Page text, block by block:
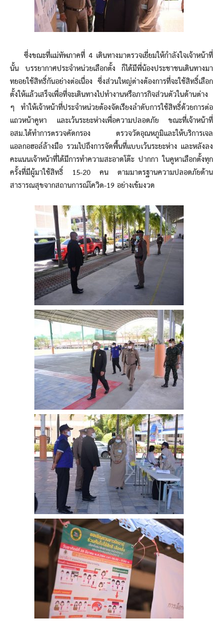
ซึ่งขณะที่แม่ทัพภาคที่ 4 เดินทางมาตรวจเยี่ยมให้กำลังใจเจ้าหน้าที่
นั้น บรรยากาศประจำหน่วยเลือกตั้ง ก็ได้มีพี่น้องประชาชนเดินทางมา
ทยอยใช้สิทธิ์กันอย่างต่อเนื่อง ซึ่งส่วนใหญ่ต่างต้องการที่จะใช้สิทธิ์เลือก
ตั้งให้แล้วเสร็จเพื่อที่จะเดินทางไปทำงานหรือภารกิจส่วนตัวในด้านต่าง
ๆ ทำให้เจ้าหน้าที่ประจำหน่วยต้องจัดเรียงลำดับการใช้สิทธิ์ด้วยการต่อ
แถวหน้าคูหา และเว้นระยะห่างเพื่อความปลอดภัย ขณะที่เจ้าหน้าที่
อสม.ได้ทำการตรวจคัดกรอง ตรวจวัดอุณหภูมิและให้บริการเจล
แอลกอฮอล์ล้างมือ รวมไปถึงการจัดพื้นที่แบบเว้นระยะห่าง และหลังลง
คะแนนเจ้าหน้าที่ได้มีการทำความสะอาดโต๊ะ ปากกา ในคูหาเลือกตั้งทุก
ครั้งที่มีผู้มาใช้สิทธิ์ 15-20 คน ตามมาตรฐานความปลอดภัยด้าน
สาธารณสุขจากสถานการณ์โควิด-19 อย่างเข้มงวด